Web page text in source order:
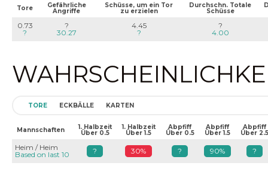
Tore Gefährliche
Angriffe
Schüsse, um ein Tor
zu erzielen
Durchschn. Totale
Schüsse
0.73
?
?
30.27
4.45
?
?
4.00
TORE ECKBÄLLE KARTEN
Mannschaften 1. Halbzeit
Über 0.5
1. Halbzeit
Über 1.5
Abpfiff
Über 0.5
Abpfiff
Über 1.5
Abpfiff
Über 2.5
Heim / Heim
Based on last 10
? 30% ? 90% ?